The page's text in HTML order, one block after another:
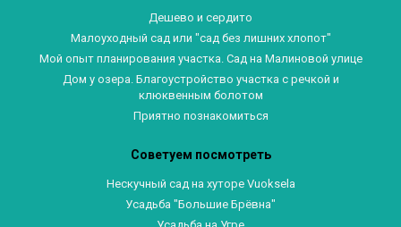
Дешево и сердито
Малоуходный сад или "сад без лишних хлопот"
Мой опыт планирования участка. Сад на Малиновой улице
Дом у озера. Благоустройство участка с речкой и
клюквенным болотом
Приятно познакомиться
Советуем посмотреть
Нескучный сад на хуторе Vuoksela
Усадьба "Большие Брёвна"